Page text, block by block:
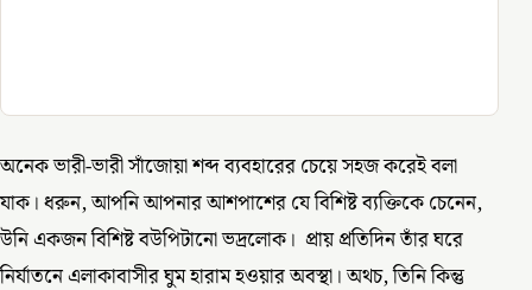
অনেক ভারী-ভারী সাঁজোয়া শব্দ ব্যবহারের চেয়ে সহজ করেই বলা
যাক। ধরুন, আপনি আপনার আশপাশের যে বিশিষ্ট ব্যক্তিকে চেনেন,
উনি একজন বিশিষ্ট বউপিটানো ভদ্রলোক। প্রায় প্রতিদিন তাঁর ঘরে
নির্যাতনে এলাকাবাসীর ঘুম হারাম হওয়ার অবস্থা। অথচ, তিনি কিন্তু